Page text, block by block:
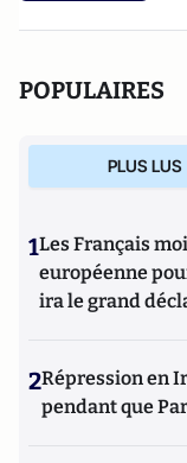
POPULAIRES
PLUS LUS
1Les Français
européenne
ira le grand
2Répression en
pendant que